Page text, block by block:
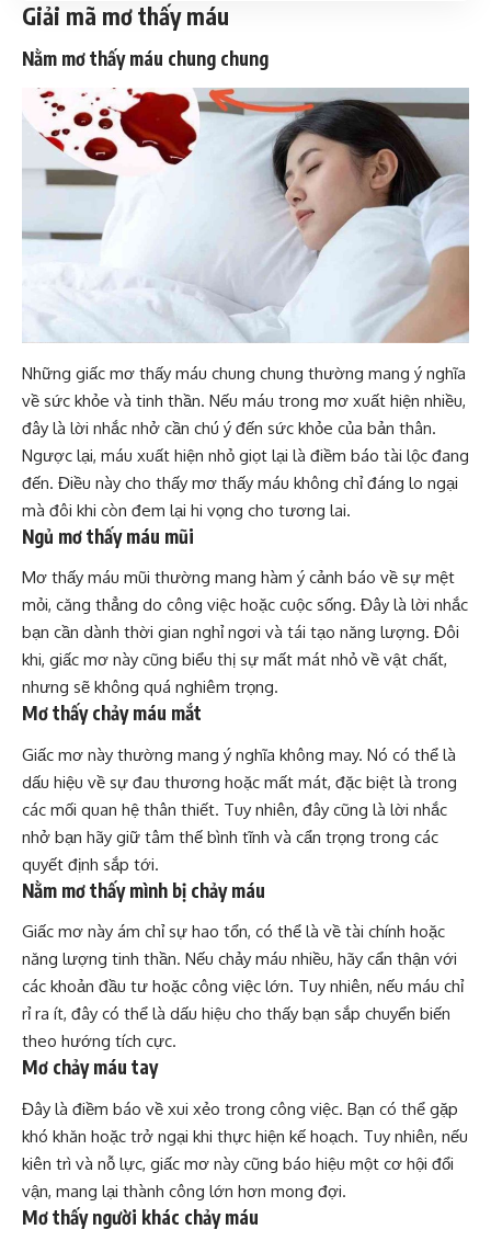
Giải mã mơ thấy máu
Nằm mơ thấy máu chung chung
Những giấc mơ thấy máu chung chung thường mang ý nghĩa
về sức khỏe và tinh thần. Nếu máu trong mơ xuất hiện nhiều,
đây là lời nhắc nhở cần chú ý đến sức khỏe của bản thân.
Ngược lại, máu xuất hiện nhỏ giọt lại là điềm báo tài lộc đang
đến. Điều này cho thấy mơ thấy máu không chỉ đáng lo ngại
mà đôi khi còn đem lại hi vọng cho tương lai.
Ngủ mơ thấy máu mũi
Mơ thấy máu mũi thường mang hàm ý cảnh báo về sự mệt
mỏi, căng thẳng do công việc hoặc cuộc sống. Đây là lời nhắc
bạn cần dành thời gian nghỉ ngơi và tái tạo năng lượng. Đôi
khi, giấc mơ này cũng biểu thị sự mất mát nhỏ về vật chất,
nhưng sẽ không quá nghiêm trọng.
Mơ thấy chảy máu mắt
Giấc mơ này thường mang ý nghĩa không may. Nó có thể là
dấu hiệu về sự đau thương hoặc mất mát, đặc biệt là trong
các mối quan hệ thân thiết. Tuy nhiên, đây cũng là lời nhắc
nhở bạn hãy giữ tâm thế bình tĩnh và cẩn trọng trong các
quyết định sắp tới.
Nằm mơ thấy mình bị chảy máu
Giấc mơ này ám chỉ sự hao tổn, có thể là về tài chính hoặc
năng lượng tinh thần. Nếu chảy máu nhiều, hãy cẩn thận với
các khoản đầu tư hoặc công việc lớn. Tuy nhiên, nếu máu chỉ
rỉ ra ít, đây có thể là dấu hiệu cho thấy bạn sắp chuyển biến
theo hướng tích cực.
Mơ chảy máu tay
Đây là điềm báo về xui xẻo trong công việc. Bạn có thể gặp
khó khăn hoặc trở ngại khi thực hiện kế hoạch. Tuy nhiên, nếu
kiên trì và nỗ lực, giấc mơ này cũng báo hiệu một cơ hội đổi
vận, mang lại thành công lớn hơn mong đợi.
Mơ thấy người khác chảy máu